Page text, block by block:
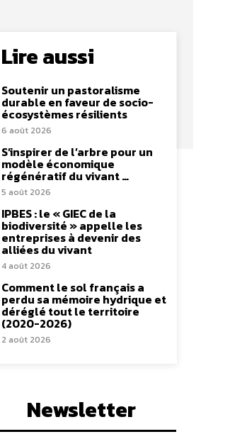
Lire aussi
Soutenir un pastoralisme
durable en faveur de socio-
écosystèmes résilients
6 août 2026
S’inspirer de l’arbre pour un
modèle économique
régénératif du vivant …
5 août 2026
IPBES : le « GIEC de la
biodiversité » appelle les
entreprises à devenir des
alliées du vivant
4 août 2026
Comment le sol français a
perdu sa mémoire hydrique et
déréglé tout le territoire
(2020-2026)
2 août 2026
Newsletter